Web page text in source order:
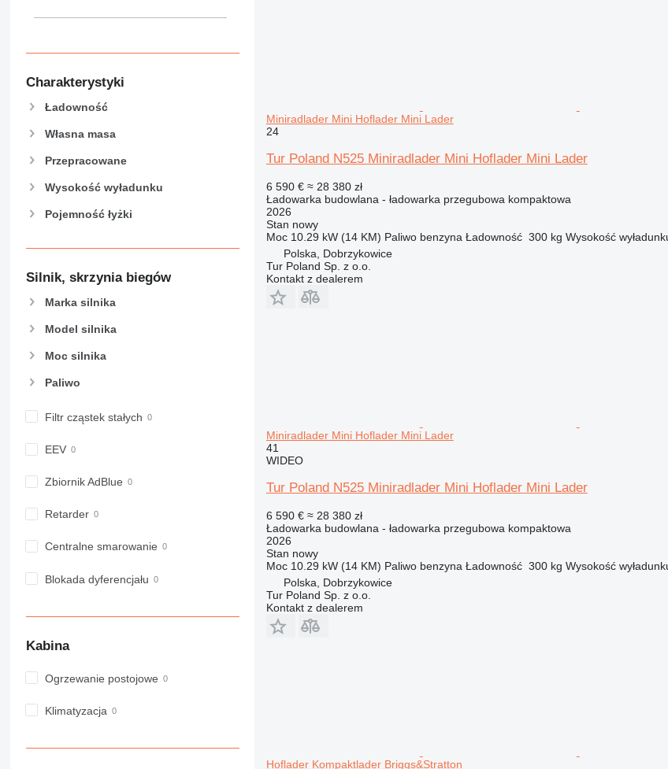
Charakterystyki
Ładowność
Własna masa
Przepracowane
Wysokość wyładunku
Pojemność łyżki
Silnik, skrzynia biegów
Marka silnika
Model silnika
Moc silnika
Paliwo
Filtr cząstek stałych
EEV
Zbiornik AdBlue
Retarder
Centralne smarowanie
Blokada dyferencjału
Kabina
Ogrzewanie postojowe
Klimatyzacja
Miniradlader Mini Hoflader Mini Lader
24
Tur Poland N525 Miniradlader Mini Hoflader Mini Lader
6 590 € ≈ 28 380 zł
Ładowarka budowlana - ładowarka przegubowa kompaktowa
2026
Stan nowy
Moc 10.29 kW (14 KM) Paliwo benzyna Ładowność 300 kg Wysokość
Polska, Dobrzykowice
Tur Poland Sp. z o.o.
Kontakt z dealerem
Miniradlader Mini Hoflader Mini Lader
41
WIDEO
Tur Poland N525 Miniradlader Mini Hoflader Mini Lader
6 590 € ≈ 28 380 zł
Ładowarka budowlana - ładowarka przegubowa kompaktowa
2026
Stan nowy
Moc 10.29 kW (14 KM) Paliwo benzyna Ładowność 300 kg Wysokość
Polska, Dobrzykowice
Tur Poland Sp. z o.o.
Kontakt z dealerem
Hoflader Kompaktlader Briggs&Stratton